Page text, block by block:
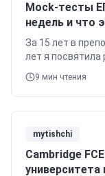
Mock-тесты
недель и что
За 15 лет в
лет я посвятила
ENGLISH, а до
убедилась в
9 мин чтения
mytishchi
Cambridge